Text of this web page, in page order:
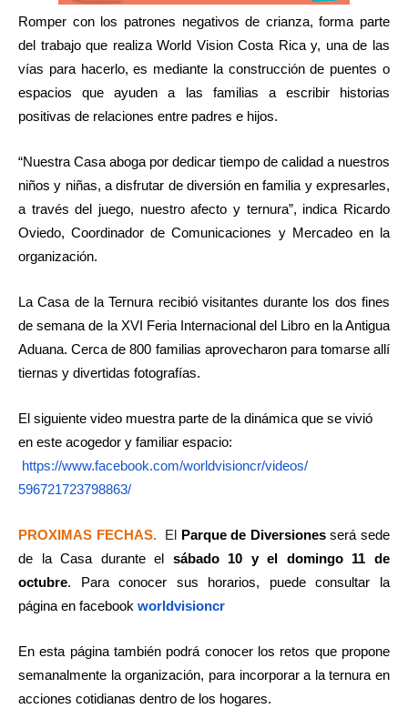
Romper con los patrones negativos de crianza, forma parte
del trabajo que realiza World Vision Costa Rica y, una de las
vías para hacerlo, es mediante la construcción de puentes o
espacios que ayuden a las familias a escribir historias
positivas de relaciones entre padres e hijos.
“Nuestra Casa aboga por dedicar tiempo de calidad a nuestros
niños y niñas, a disfrutar de diversión en familia y expresarles,
a través del juego, nuestro afecto y ternura”, indica Ricardo
Oviedo, Coordinador de Comunicaciones y Mercadeo en la
organización.
La Casa de la Ternura recibió visitantes durante los dos fines
de semana de la XVI Feria Internacional del Libro en la Antigua
Aduana. Cerca de 800 familias aprovecharon para tomarse allí
tiernas y divertidas fotografías.
El siguiente video muestra parte de la dinámica que se vivió
en este acogedor y familiar espacio:
https://www.facebook.com/worldvisioncr/videos/
596721723798863/
PROXIMAS FECHAS. El Parque de Diversionesserá sede
de la Casa durante el sábado 10 y el domingo 11 de
octubre. Para conocer sus horarios, puede consultar la
página en facebook worldvisioncr
En esta página también podrá conocer los retos que propone
semanalmente la organización, para incorporar a la ternura en
acciones cotidianas dentro de los hogares.